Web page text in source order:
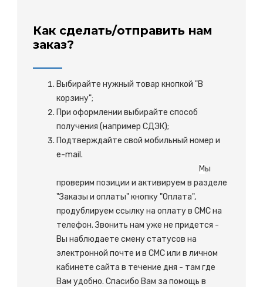
Как сделать/отправить нам
заказ?
Выбирайте нужный товар кнопкой "В
корзину";
При оформлении выбирайте способ
получения (например СДЭК);
Подтверждайте свой мобильный номер и
e-mail.
Мы
проверим позиции и активируем в разделе
"Заказы и оплаты" кнопку "Оплата",
продублируем ссылку на оплату в СМС на
телефон. Звонить нам уже не придется -
Вы наблюдаете смену статусов на
электронной почте и в СМС или в личном
кабинете сайта в течение дня - там где
Вам удобно. Спасибо Вам за помощь в